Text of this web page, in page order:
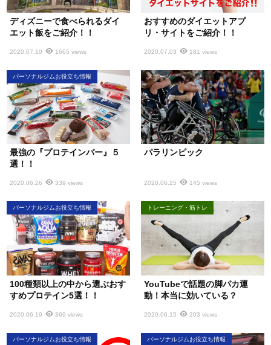
ディズニーで食べられるダイ
エット飯をご紹介！！
2020.07.10 1665 views
おすすめのダイエットアプ
リ・サイトをご紹介！！
2020.07.03 181 views
パーソナルジムお役立ち情報
最強の『プロテインバー』５
選！！
2020.06.26 339 views
スポーツ
パラリンピック
2020.06.25 145 views
パーソナルジムお役立ち情報
100種類以上の中から選ぶおす
すめプロテイン5選！！
2020.06.19 369 views
トレーニング・筋トレ
YouTubeで話題の脚パカ運
動！本当に効いている？
2020.06.15 203 views
パーソナルジムお役立ち情報 パーソナルジムお役立ち情報